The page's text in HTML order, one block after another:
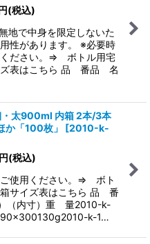
(税込)
地で中身を限定しないた
性があります。 ※必要時
ください。⇒ ボトル用宅
ズ表はこちら 品 番品 名
太900ml 内箱 2本/3本
「100枚」
[2010-k-
円(税込)
ご使用ください。⇒ ボト
サイズ表はこちら 品 番
（内寸）重 量2010-k-
k-1…